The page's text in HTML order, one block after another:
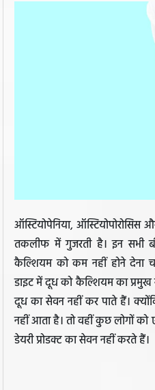
ऑस्टियोपेनिया,
तकलीफ में गुजरती है। इन सभी
कैल्शियम को कम नहीं होने देना
डाइट में दूध को कैल्शियम का प्रमुख
दूध का सेवन नहीं कर पाते हैं।
नहीं आता है। तो वहीं कुछ लोगों को
डेयरी प्रोडक्ट का सेवन नहीं करते हैं।